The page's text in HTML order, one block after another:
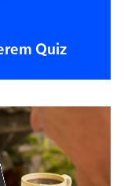
Quiz